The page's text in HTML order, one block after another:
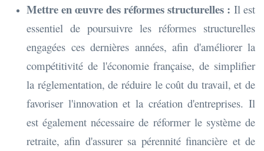
Mettre en œuvre des réformes structurelles : Il est
essentiel de poursuivre les réformes structurelles
engagées ces dernières années, afin d'améliorer la
compétitivité de l'économie française, de simplifier
la réglementation, de réduire le coût du travail, et de
favoriser l'innovation et la création d'entreprises. Il
est également nécessaire de réformer le système de
retraite, afin d'assurer sa pérennité financière et de